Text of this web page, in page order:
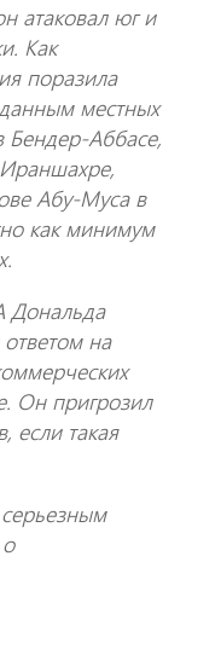
атаковал юг и
Как
поразила
местных
Аббасе,
Абу-Муса в
как минимум
Дональда
на
Он пригрозил
если такая